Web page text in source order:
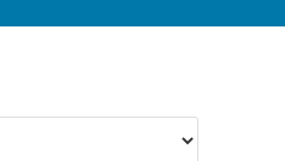
do